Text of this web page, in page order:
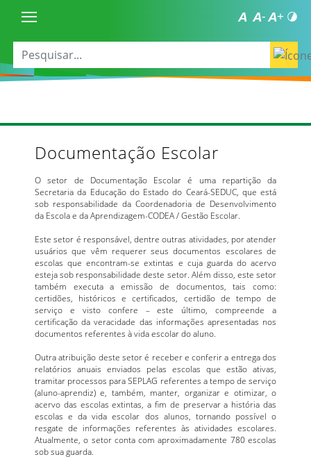
Documentação Escolar
O setor de Documentação Escolar é uma repartição da
Secretaria da Educação do Estado do Ceará-SEDUC, que está
sob responsabilidade da Coordenadoria de Desenvolvimento
da Escola e da Aprendizagem-CODEA / Gestão Escolar.
Este setor é responsável, dentre outras atividades, por atender
usuários que vêm requerer seus documentos escolares de
escolas que encontram-se extintas e cuja guarda do acervo
esteja sob responsabilidade deste setor. Além disso, este setor
também executa a emissão de documentos, tais como:
certidões, históricos e certificados, certidão de tempo de
serviço e visto confere – este último, compreende a
certificação da veracidade das informações apresentadas nos
documentos referentes à vida escolar do aluno.
Outra atribuição deste setor é receber e conferir a entrega dos
relatórios anuais enviados pelas escolas que estão ativas,
tramitar processos para SEPLAG referentes a tempo de serviço
(aluno-aprendiz) e, também, manter, organizar e otimizar, o
acervo das escolas extintas, a fim de preservar a história das
escolas e da vida escolar dos alunos, tornando possível o
resgate de informações referentes às atividades escolares.
Atualmente, o setor conta com aproximadamente 780 escolas
sob sua guarda.